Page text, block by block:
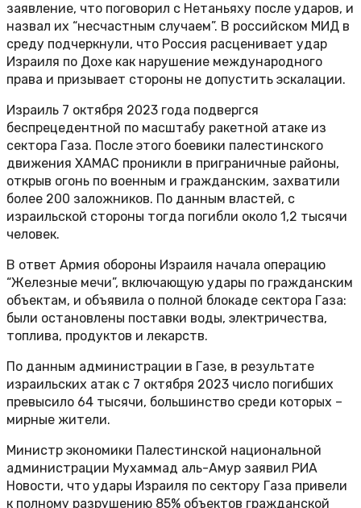
заявление, что поговорил с Нетаньяху после ударов, и
назвал их “несчастным случаем”. В российском МИД в
среду подчеркнули, что Россия расценивает удар
Израиля по Дохе как нарушение международного
права и призывает стороны не допустить эскалации.
Израиль 7 октября 2023 года подвергся
беспрецедентной по масштабу ракетной атаке из
сектора Газа. После этого боевики палестинского
движения ХАМАС проникли в приграничные районы,
открыв огонь по военным и гражданским, захватили
более 200 заложников. По данным властей, с
израильской стороны тогда погибли около 1,2 тысячи
человек.
В ответ Армия обороны Израиля начала операцию
“Железные мечи”, включающую удары по гражданским
объектам, и объявила о полной блокаде сектора Газа:
были остановлены поставки воды, электричества,
топлива, продуктов и лекарств.
По данным администрации в Газе, в результате
израильских атак с 7 октября 2023 число погибших
превысило 64 тысячи, большинство среди которых –
мирные жители.
Министр экономики Палестинской национальной
администрации Мухаммад аль-Амур заявил РИА
Новости, что удары Израиля по сектору Газа привели
к полному разрушению 85% объектов гражданской